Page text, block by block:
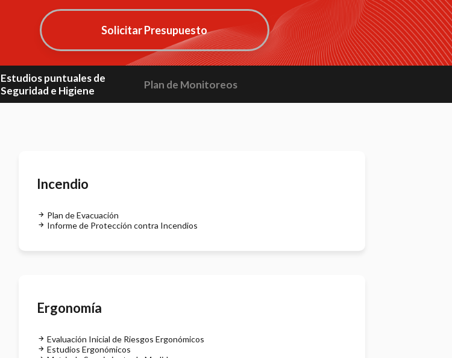
Solicitar Presupuesto
Estudios puntuales de
Seguridad e Higiene
Plan de Monitoreos
Incendio
Plan de Evacuación
Informe de Protección contra Incendios
Ergonomía
Evaluación Inicial de Riesgos Ergonómicos
Estudios Ergonómicos